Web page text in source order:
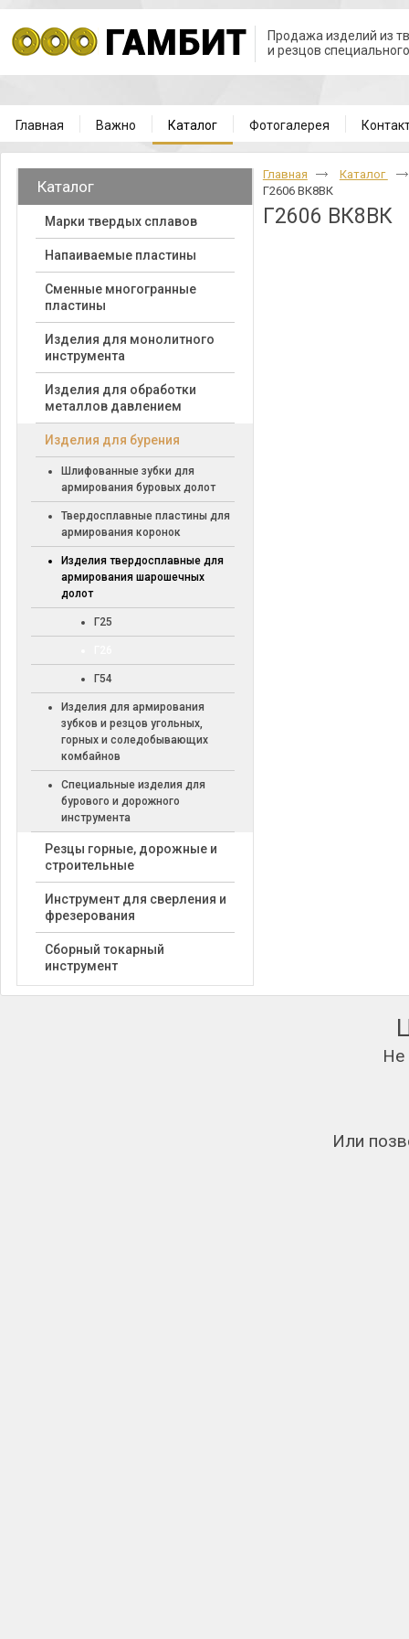
Продажа изделий из
и резцов
Главная Важно Каталог Фотогалерея
Каталог
Марки твердых сплавов
Напаиваемые пластины
Cменные многогранные
пластины
Изделия для монолитного
инструмента
Изделия для обработки
металлов давлением
Изделия для бурения
Шлифованные зубки для
армирования буровых долот
Твердосплавные пластины для
армирования коронок
Изделия твердосплавные для
армирования шарошечных
долот
Г25
Г54
Изделия для армирования
зубков и резцов угольных,
горных и соледобывающих
комбайнов
Специальные изделия для
бурового и дорожного
инструмента
Резцы горные, дорожные и
строительные
Инструмент для сверления и
фрезерования
Сборный токарный
инструмент
Главная
Каталог
Г2606 ВК8ВК
Г2606 ВК8ВК
Не
Или